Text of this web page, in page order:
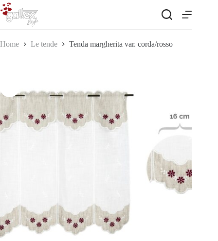
Salta
al
contenuto
Home Le tende Tenda margherita var. corda/rosso